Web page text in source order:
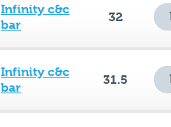
Infinity c&c
bar
32
Infinity c&c
bar
31.5